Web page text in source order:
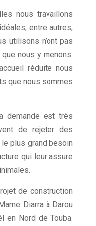
nous travaillons
entre autres,
utilisons n’ont pas
nous y menons.
réduite nous
que nous sommes
demande est très
de rejeter des
le plus grand besoin
qui leur assure
de construction
Diarra à Darou
en Nord de Touba.